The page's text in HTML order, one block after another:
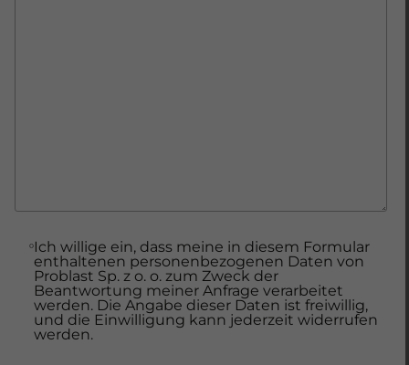
Ich willige ein, dass meine in diesem Formular
enthaltenen personenbezogenen Daten von
Problast Sp. z o. o. zum Zweck der
Beantwortung meiner Anfrage verarbeitet
werden. Die Angabe dieser Daten ist freiwillig,
und die Einwilligung kann jederzeit widerrufen
werden.